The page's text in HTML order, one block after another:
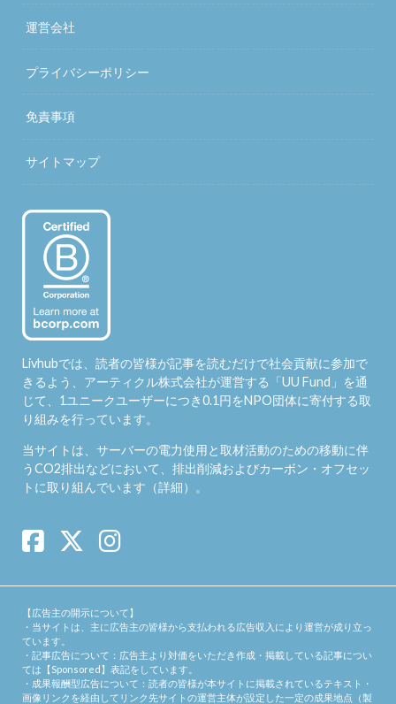
運営会社
プライバシーポリシー
免責事項
サイトマップ
Livhubでは、読者の皆様が記事を読むだけで社会貢献に参加で
きるよう、アーティクル株式会社が運営する「UU Fund 」を通
じて、1ユニークユーザーにつき0.1円をNPO団体に寄付する取
り組みを行っています。
当サイトは、サーバーの電力使用と取材活動のための移動に伴
うCO2排出などにおいて、排出削減およびカーボン・オフセッ
トに取り組んでいます（詳細）。
【広告主の開示について】
・当サイトは、主に広告主の皆様から支払われる広告収入により運営が成り立っ
ています。
・記事広告について：広告主より対価をいただき作成・掲載している記事につい
ては【Sponsored】表記をしています。
・成果報酬型広告について：読者の皆様が本サイトに掲載されているテキスト・
画像リンクを経由してリンク先サイトの運営主体が設定した一定の成果地点（製